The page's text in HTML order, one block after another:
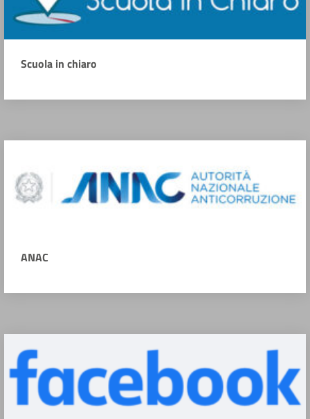
Scuola in chiaro
ANAC